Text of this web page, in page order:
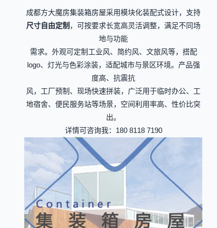
成都方大魔房集装箱房屋采用模块化装配式设计，支持
尺寸自由定制 ，可按要求长宽高灵活调整，满足不同场
地与功能
需求。外观可定制工业风、简约风、文旅风等，搭配
logo、灯光与色彩涂装，适配城市与景区环境。产品强
度高、抗震抗
风，工厂预制、现场快速拼装，广泛用于临时办公、工
地宿舍、便民服务站等场景，空间利用率高、性价比突
出。
详情可咨询我：180 8118 7190